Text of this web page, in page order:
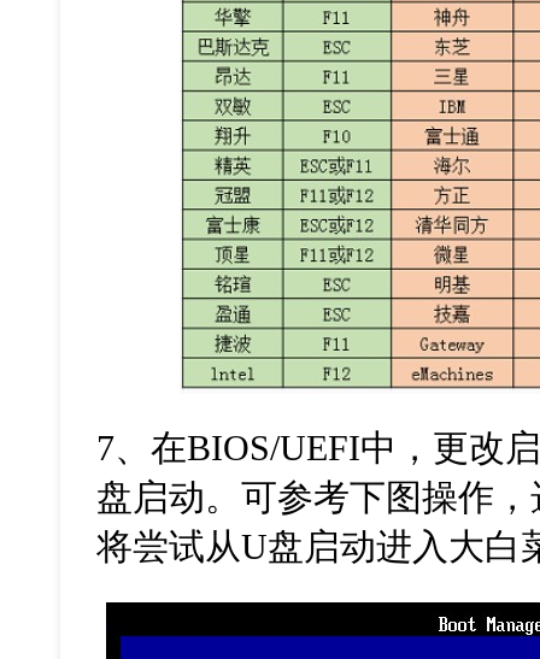
7、在BIOS/UEFI中，更改
盘启动。可参考下图操作，
将尝试从U盘启动进入大白